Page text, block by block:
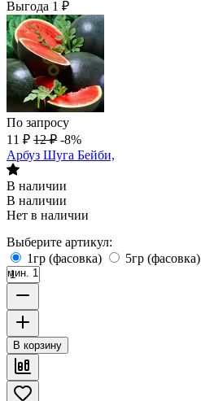
Выгода 1 ₽
По запросу
11 ₽ 12 ₽ -8%
Арбуз Шуга Бейби,
В наличии
В наличии
Нет в наличии
Выберите артикул:
1гр (фасовка)
5гр (фасовка)
мин. 1
В корзину